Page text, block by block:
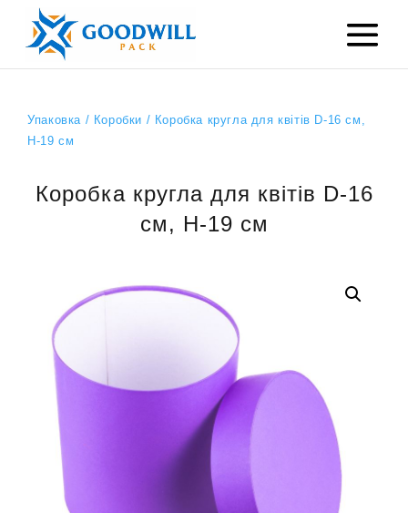
Упаковка/ Коробки / Коробка кругла для квітів D-16 см,
H-19 см
Коробка кругла для квітів D-16
см, H-19 см